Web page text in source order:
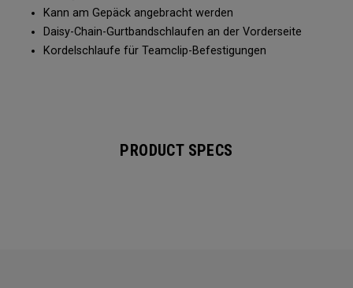
Kann am Gepäck angebracht werden
Daisy-Chain-Gurtbandschlaufen an der Vorderseite
Kordelschlaufe für Teamclip-Befestigungen
PRODUCT SPECS